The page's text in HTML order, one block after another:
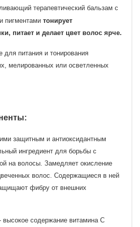
терапевтический бальзам с
пигментами тонирует
питает и делает цвет волос ярче.
для питания и тонирования
мелированных или осветленных
защитным и антиоксидантным
ингредиент для борьбы с
на волосы. Замедляет окисление
волос. Содержащиеся в ней
фибру от внешних
содержание витамина С